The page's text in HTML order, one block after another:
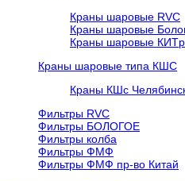
Краны шаровые RVC
Краны шаровые
Краны шаровые
Краны шаровые типа КШС
Краны КШс
Фильтры RVC
Фильтры БОЛОГОЕ
Фильтры колба
Фильтры ФМФ
Фильтры ФМФ пр-во Китай